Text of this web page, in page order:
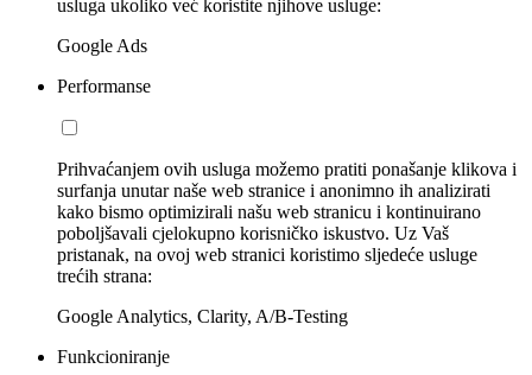
usluga ukoliko već koristite njihove usluge:
Google Ads
Performanse
Prihvaćanjem ovih usluga možemo pratiti ponašanje klikova i
surfanja unutar naše web stranice i anonimno ih analizirati
kako bismo optimizirali našu web stranicu i kontinuirano
poboljšavali cjelokupno korisničko iskustvo. Uz Vaš
pristanak, na ovoj web stranici koristimo sljedeće usluge
trećih strana:
Google Analytics, Clarity, A/B-Testing
Funkcioniranje